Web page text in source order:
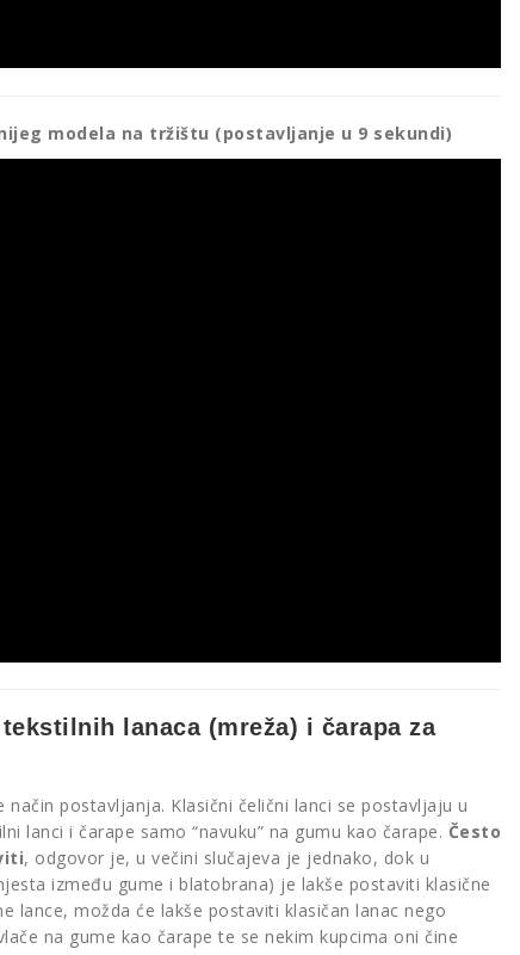
modela na tržištu (postavljanje u 9 sekundi)
lanaca (mreža) i čarapa za
postavljanja. Klasični čelični lanci se postavljaju u
lanci i čarape samo “navuku” na gumu kao čarape. Često
, odgovor je, u večini slučajeva je jednako, dok u
između gume i blatobrana) je lakše postaviti klasične
lance, možda će lakše postaviti klasičan lanac nego
na gume kao čarape te se nekim kupcima oni čine